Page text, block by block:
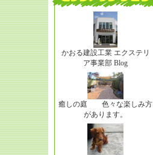
かおる建設工業 エクステリ
ア事業部 Blog
癒しの庭 色々な楽しみ方
があります。